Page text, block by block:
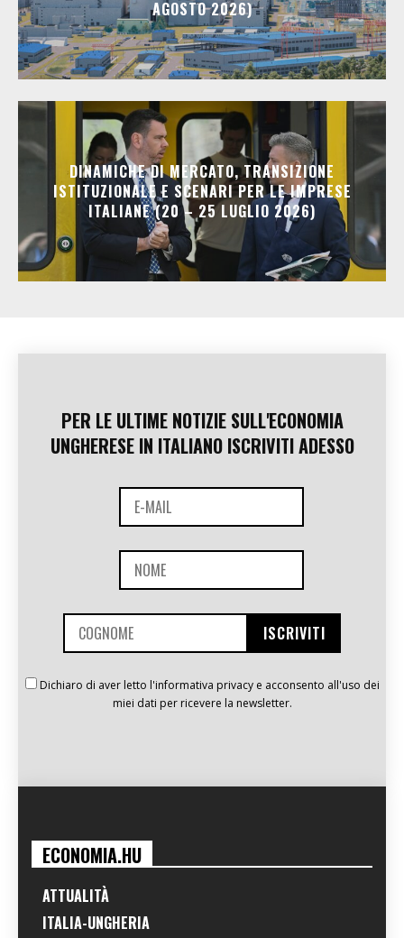
AGOSTO 2026)
DINAMICHE DI MERCATO, TRANSIZIONE
ISTITUZIONALE E SCENARI PER LE IMPRESE
ITALIANE (20 – 25 LUGLIO 2026)
PER LE ULTIME NOTIZIE SULL'ECONOMIA
UNGHERESE IN ITALIANO ISCRIVITI ADESSO
Dichiaro di aver letto l'informativa privacy e acconsento all'uso dei
miei dati per ricevere la newsletter.
ECONOMIA.HU
ATTUALITÀ
ITALIA-UNGHERIA